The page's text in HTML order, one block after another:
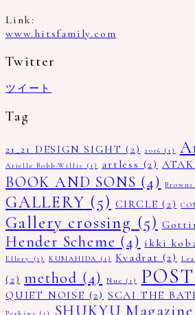
Link:
www.hitsfamily.com
Twitter
ツイート
Tag
21_21 DESIGN SIGHT (2) 2016 (1)
Arielle Bobb-Willis (1) artless (2)
BOOK AND SONS (4)
GALLERY (5) CIRCLE (2)
Gallery crossing (5)
Hender Scheme (4) ikki
Ellery
(1) KUMAHIDA (1) Kvadrat (2)
(2) method (4) Nue (1) POST
QUIET NOISE (2) SCAI THE
SHUKYU Magazine